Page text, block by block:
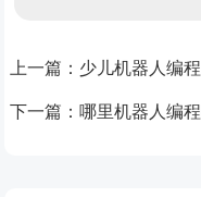
上一篇： 少儿机器人编
下一篇： 哪里机器人编